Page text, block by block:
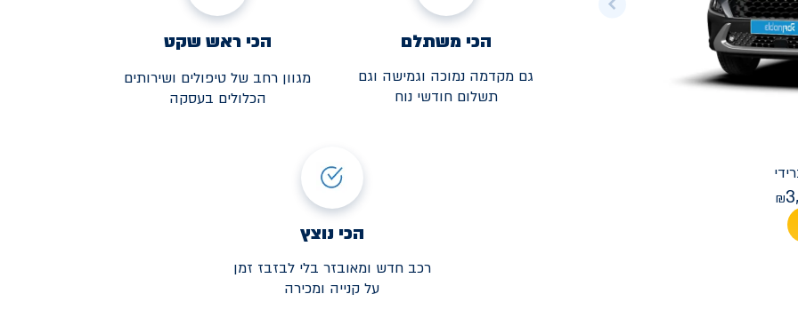
הכי משתלם
גם מקדמה נמוכה וגמישה וגם
תשלום חודשי נוח
הכי ראש שקט
מגוון רחב של טיפולים ושירותים
הכלולים בעסקה
הכי נוצץ
רכב חדש ומאובזר בלי לבזבז זמן
על קנייה ומכירה
מחיר חודשי החל מ- 3,190